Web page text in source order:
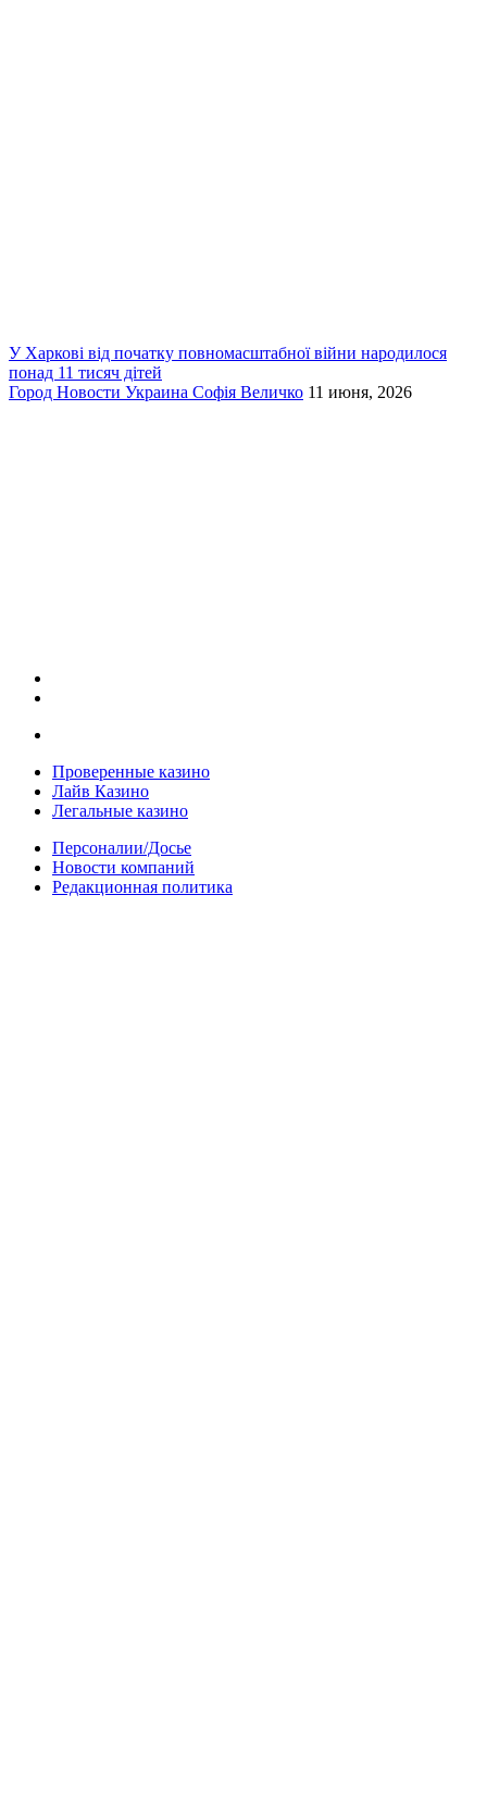
У Харкові від початку повномасштабної війни народилося
понад 11 тисяч дітей
Город Новости Украина Софія Величко 11 июня, 2026
Проверенные казино
Лайв Казино
Легальные казино
Персоналии/Досье
Новости компаний
Редакционная политика